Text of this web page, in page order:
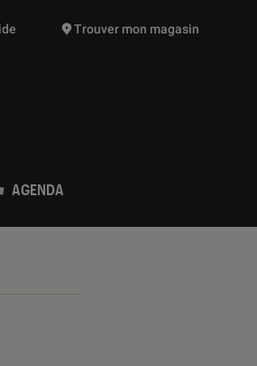
produits vont vous être proposées
Trouver mon magasin
AGENDA